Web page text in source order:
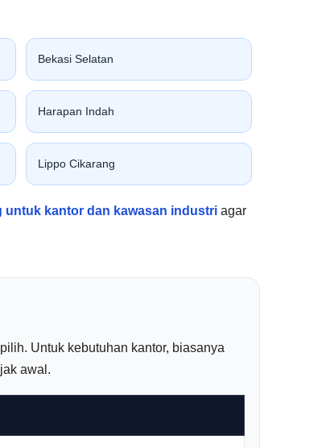
Bekasi Selatan
Harapan Indah
Lippo Cikarang
untuk kantor dan kawasan industri agar
Untuk kebutuhan kantor, biasanya
awal.